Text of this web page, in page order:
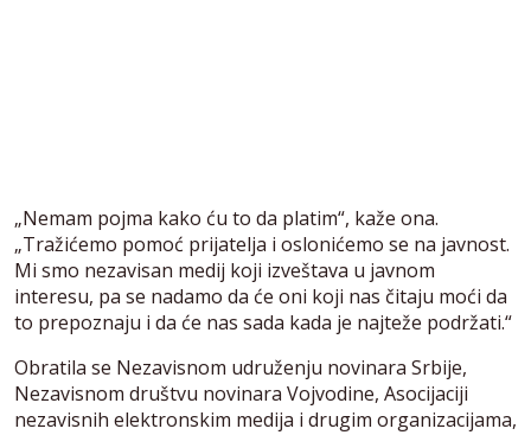
„Nemam pojma kako ću to da platim“, kaže ona.
„Tražićemo pomoć prijatelja i oslonićemo se na javnost.
Mi smo nezavisan medij koji izveštava u javnom
interesu, pa se nadamo da će oni koji nas čitaju moći da
to prepoznaju i da će nas sada kada je najteže podržati.“
Obratila se Nezavisnom udruženju novinara Srbije,
Nezavisnom društvu novinara Vojvodine, Asocijaciji
nezavisnih elektronskim medija i drugim organizacijama,